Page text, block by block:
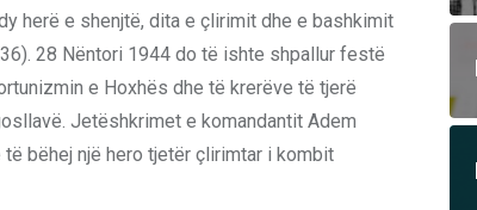
herë e shenjtë, dita e çlirimit dhe e bashkimit
28 Nëntori 1944 do të ishte shpallur festë
e Hoxhës dhe të krerëve të tjerë
Jetëshkrimet e komandantit Adem
bëhej një hero tjetër çlirimtar i kombit